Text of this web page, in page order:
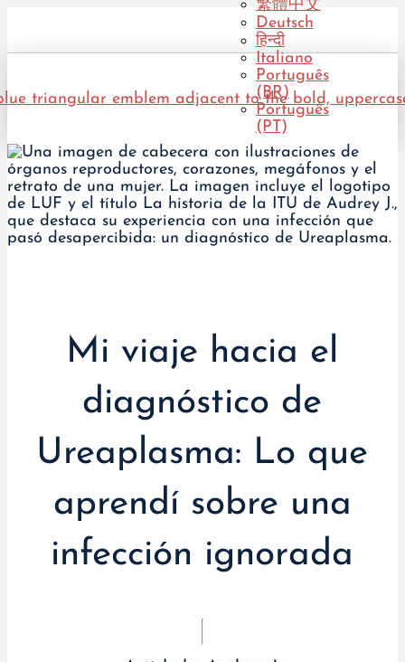
繁體中文
Deutsch
हिन्दी
Italiano
Português
(BR)
Português
(PT)
Mi viaje hacia el
diagnóstico de
Ureaplasma: Lo que
aprendí sobre una
infección ignorada